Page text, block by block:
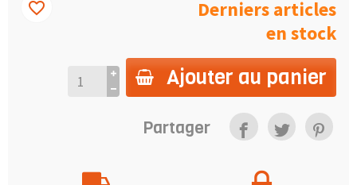
Derniers articles
en stock
Ajouter au panier
favorite_border
Partager